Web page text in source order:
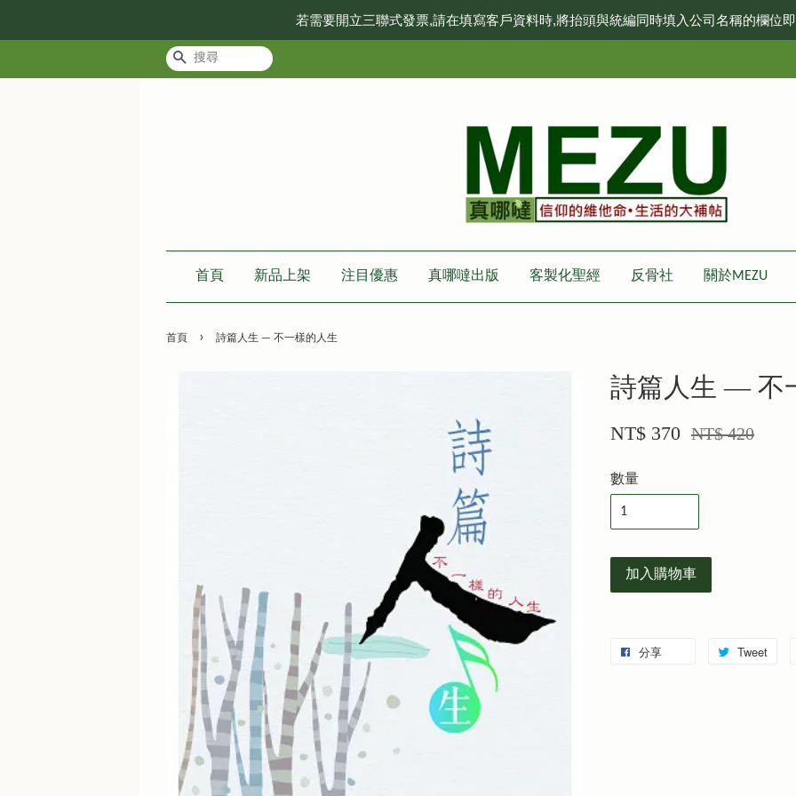
若需要開立三聯式發票,請在填寫客戶資料時,將抬頭與統編同時填入公司名稱的欄位
搜尋
首頁 新品上架 注目優惠 真哪噠出版 客製化聖經 反骨社 關於MEZU
首頁 › 詩篇人生 — 不一樣的人生
詩篇人生 — 不
NT$ 370 NT$ 420
數量
加入購物車
分享 Tweet